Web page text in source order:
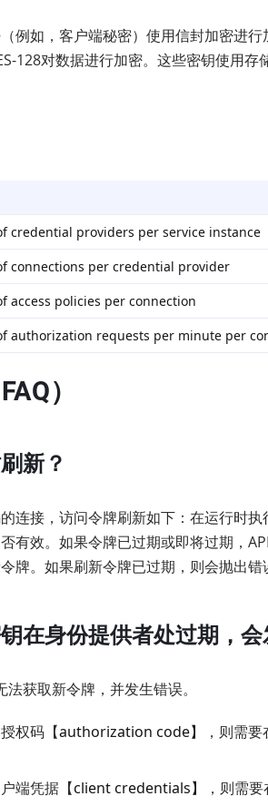
例如，客户端秘密）使用信封加密进
128对数据进行加密。这些密钥使用
credential providers per service instance
connections per credential provider
access policies per connection
authorization requests per minute per
）
新？
连接，访问令牌刷新如下：在运行时
有效。如果令牌已过期或即将过期，
牌。如果刷新令牌已过期，则会抛出
在身份提供者处过期，
获取新令牌，并发生错误。
权码【authorization code】
，则需
端凭据【client credentials】 ，则需